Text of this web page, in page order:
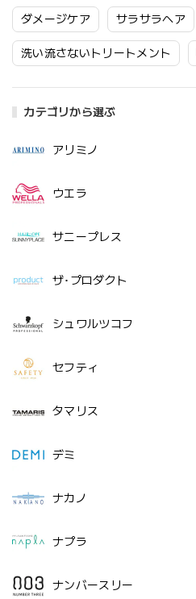
ダメージケア サラサラヘア
洗い流さないトリートメント
カテゴリから選ぶ
アリミノ
ウエラ
サニープレス
ザ･プロダクト
シュワルツコフ
セフティ
タマリス
デミ
ナカノ
ナプラ
ナンバースリー